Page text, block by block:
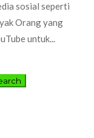
sosial seperti
Orang yang
untuk...